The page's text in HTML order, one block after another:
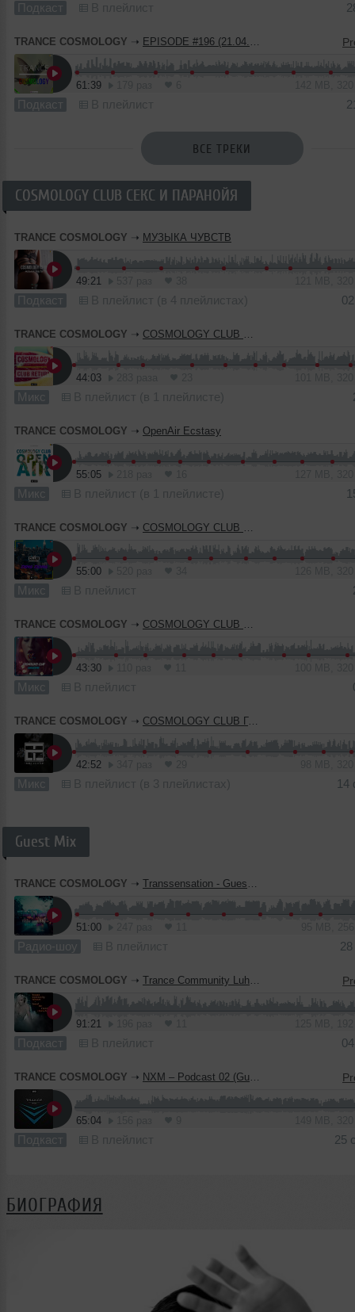
Подкаст В плейлист
TRANCE COSMOLOGY ➝ EPISODE #196 (21.04.2023)
61:39
Подкаст В плейлист
ВСЕ ТРЕКИ
COSMOLOGY CLUB СЕКС И ПАРАНОЙЯ
TRANCE COSMOLOGY ➝ МУЗЫКА ЧУВСТВ
49:21
Подкаст В плейлист (в 4 плейлистах)
TRANCE COSMOLOGY ➝ COSMOLOGY CLUB RETURN
44:03
Микс В плейлист (в 1 плейлисте)
TRANCE COSMOLOGY ➝ OpenAir Ecstasy
55:05
Микс В плейлист (в 1 плейлисте)
TRANCE COSMOLOGY ➝ COSMOLOGY CLUB Ding Dong
55:00
Микс В плейлист
TRANCE COSMOLOGY ➝ COSMOLOGY CLUB Celeste
43:30
Микс В плейлист
TRANCE COSMOLOGY ➝ COSMOLOGY CLUB Грустная валентинка
42:52
Микс В плейлист (в 3 плейлистах) 14
Guest Mix
TRANCE COSMOLOGY ➝ Transsensation - Guestport - One Love Mix
51:00
Радио-шоу В плейлист
TRANCE COSMOLOGY ➝ Trance Community Luhansk – Sound Of Freedom 001( Dmitry Malder Guest mix)
91:21
Подкаст В плейлист
TRANCE COSMOLOGY ➝ NXM – Podcast 02 (Guest mix by Endy Kleemush & Dmitry Malder)
65:04
Подкаст В плейлист 25
БИОГРАФИЯ